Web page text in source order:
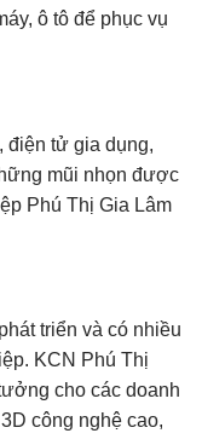
ô tô để phục vụ
điện tử gia dụng,
mũi nhọn được
Phú Thị Gia Lâm
triển và có nhiều
KCN Phú Thị
cho các doanh
công nghệ cao,